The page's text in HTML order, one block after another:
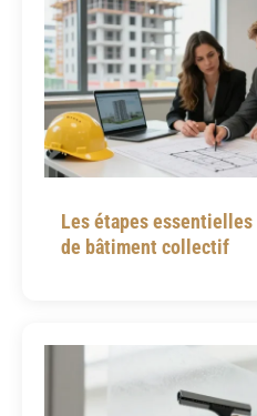
Les étapes
de bâtiment collectif